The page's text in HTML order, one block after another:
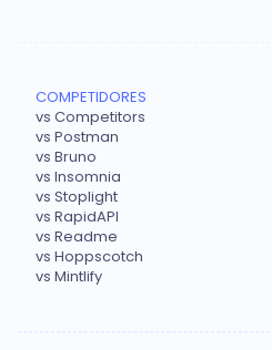
COMPETIDORES
vs Competitors
vs Postman
vs Bruno
vs Insomnia
vs Stoplight
vs RapidAPI
vs Readme
vs Hoppscotch
vs Mintlify